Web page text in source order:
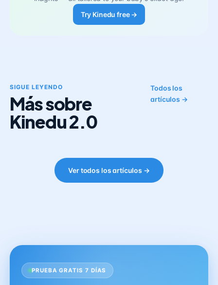
Try Kinedu free →
SIGUE LEYENDO
Más sobre
Kinedu 2.0
Todos los
artículos →
Ver todos los artículos →
PRUEBA GRATIS 7 DÍAS